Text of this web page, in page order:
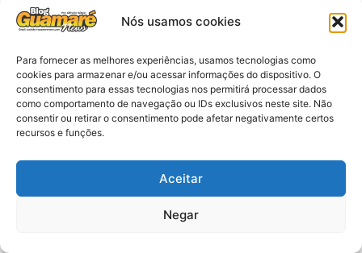
Nós usamos cookies
Para fornecer as melhores experiências, usamos tecnologias como
cookies para armazenar e/ou acessar informações do dispositivo. O
consentimento para essas tecnologias nos permitirá processar dados
como comportamento de navegação ou IDs exclusivos neste site. Não
consentir ou retirar o consentimento pode afetar negativamente certos
recursos e funções.
Aceitar
Negar
Economia: Prazo de adesão ao
Programa Desenrola 2.0 é
prorrogado